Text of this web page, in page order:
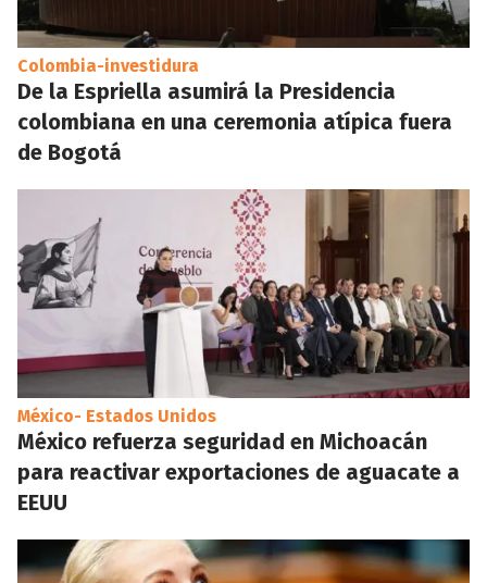
Colombia-investidura
De la Espriella asumirá la Presidencia
colombiana en una ceremonia atípica fuera
de Bogotá
México- Estados Unidos
México refuerza seguridad en Michoacán
para reactivar exportaciones de aguacate a
EEUU